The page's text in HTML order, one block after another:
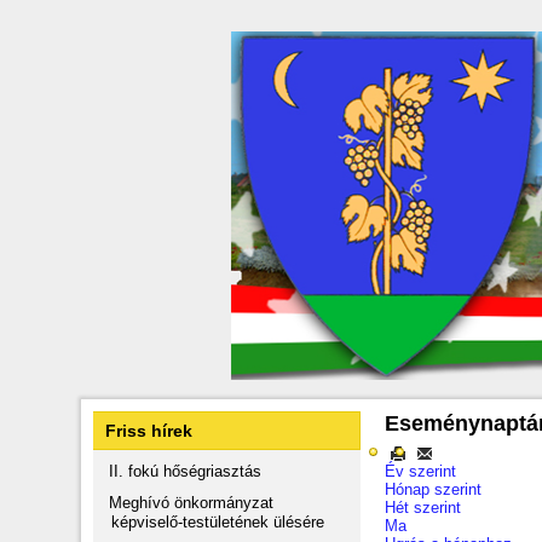
Friss hírek
II. fokú hőségriasztás
Meghívó önkormányzat
képviselő-testületének ülésére
Év szerint
Hónap szerint
Hét szerint
Ma